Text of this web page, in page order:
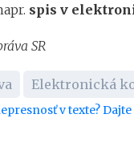
spis v
SR
Elektronická
v texte?